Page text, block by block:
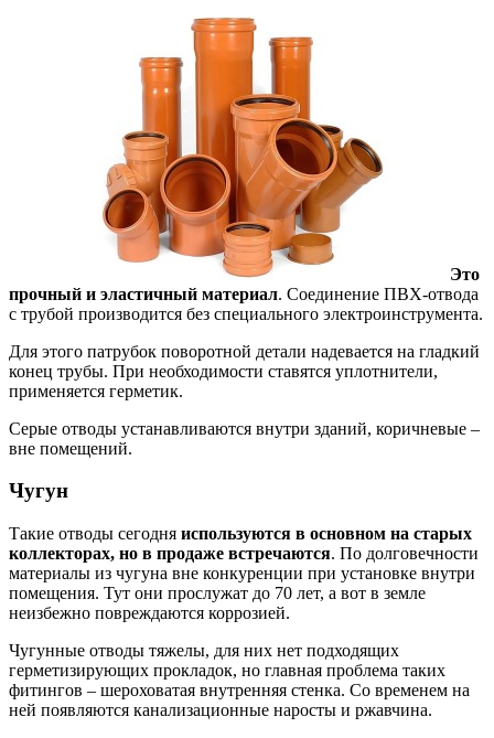
Это
прочный и эластичный материал. Соединение ПВХ-отвода
с трубой производится без специального электроинструмента.
Для этого патрубок поворотной детали надевается на гладкий
конец трубы. При необходимости ставятся уплотнители,
применяется герметик.
Серые отводы устанавливаются внутри зданий, коричневые –
вне помещений.
Чугун
Такие отводы сегодня используются в основном на старых
коллекторах, но в продаже встречаются. По долговечности
материалы из чугуна вне конкуренции при установке внутри
помещения. Тут они прослужат до 70 лет, а вот в земле
неизбежно повреждаются коррозией.
Чугунные отводы тяжелы, для них нет подходящих
герметизирующих прокладок, но главная проблема таких
фитингов – шероховатая внутренняя стенка. Со временем на
ней появляются канализационные наросты и ржавчина.